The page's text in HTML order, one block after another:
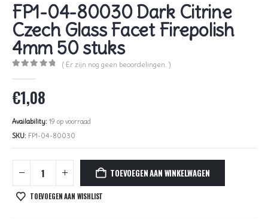
FP1-04-80030 Dark Citrine
Czech Glass Facet Firepolish
4mm 50 stuks
( Er zijn nog geen beoordelingen. )
€1,08
Availability: 19 op voorraad
SKU: FP1-04-80030
TOEVOEGEN AAN WINKELWAGEN
TOEVOEGEN AAN WISHLIST